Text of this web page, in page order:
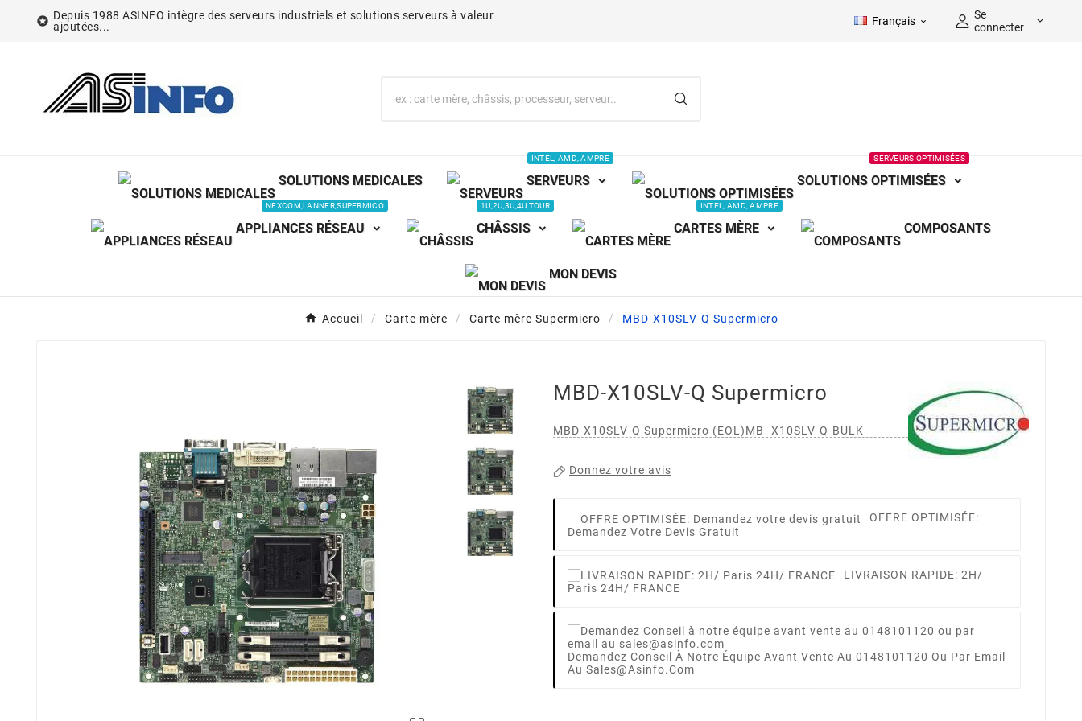
 Depuis 1988 ASINFO intègre des serveurs industriels et solutions serveurs à valeur
ajoutées...
Français 
Se
connecter

SOLUTIONS MEDICALES SERVEURS
INTEL, AMD, AMPRE
SOLUTIONS OPTIMISÉES
SERVEURS OPTIMISÉES
APPLIANCES RÉSEAU
NEXCOM,LANNER,SUPERMICO
CHÂSSIS
1U,2U,3U,4U,TOUR
CARTES MÈRE
INTEL, AMD, AMPRE
COMPOSANTS
MON DEVIS
Accueil Carte mère Carte mère Supermicro MBD-X10SLV-Q Supermicro
MBD-X10SLV-Q Supermicro
MBD-X10SLV-Q Supermicro (EOL)MB -X10SLV-Q-BULK
Donnez votre avis
OFFRE OPTIMISÉE:
Demandez Votre Devis Gratuit
LIVRAISON RAPIDE: 2H/
Paris 24H/ FRANCE
Demandez Conseil À Notre Équipe Avant Vente Au 0148101120 Ou Par Email
Au Sales@asinfo.com